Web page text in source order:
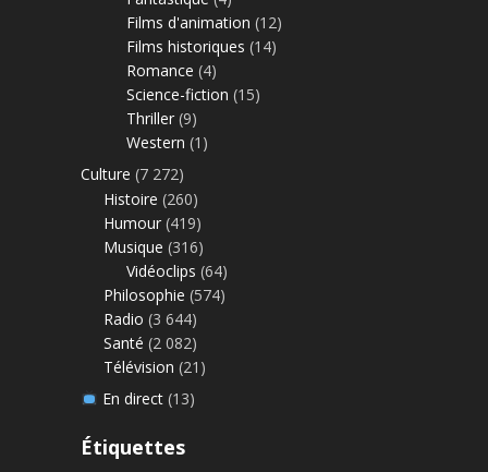
Films d'animation (12)
Films historiques (14)
Romance (4)
Science-fiction (15)
Thriller (9)
Western (1)
Culture (7 272)
Histoire (260)
Humour (419)
Musique (316)
Vidéoclips (64)
Philosophie (574)
Radio (3 644)
Santé (2 082)
Télévision (21)
En direct(13)
Étiquettes